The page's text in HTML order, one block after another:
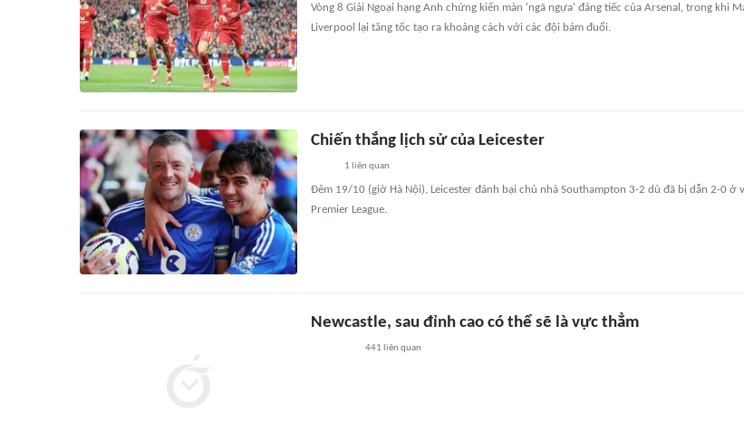
Vòng 8 Giải Ngoại hạng Anh chứng kiến màn 'ngã ngựa' đáng tiếc của Arsenal, trong khi
Liverpool lại tăng tốc tạo ra khoảng cách với các đội bám đuổi.
Chiến thắng lịch sử của Leicester
1 liên quan
Đêm 19/10 (giờ Hà Nội), Leicester đánh bại chủ nhà Southampton 3-2 dù đã bị dẫn 2-0 ở
Premier League.
Newcastle, sau đỉnh cao có thể sẽ là vực thẳm
441 liên quan